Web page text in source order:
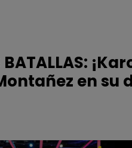
en su